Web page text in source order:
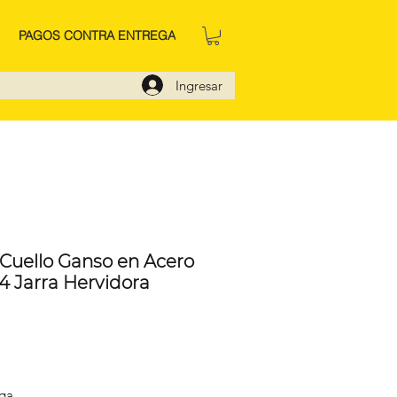
PAGOS CONTRA ENTREGA
Ingresar
Ganso en Acero
Jarra Hervidora